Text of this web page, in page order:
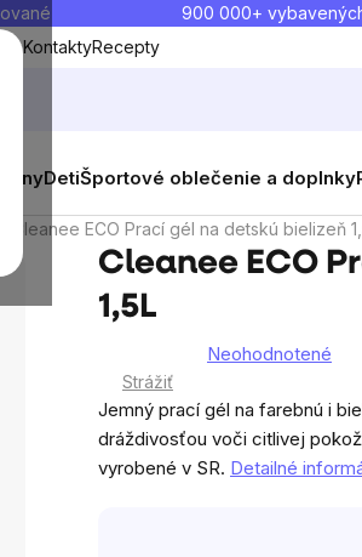
900 000+
KontaktyRecepty
ŽenyDetiŠportové oblečenie a doplnky
Cleanee ECO Prací gél na detskú bielizeň
Cleanee ECO
1,5L
hodnotenie
produktu
0,0
Neohodnotené
Strážiť
Jemný prací gél na farebnú i
dráždivosťou voči citlivej
vyrobené v SR. Detailné